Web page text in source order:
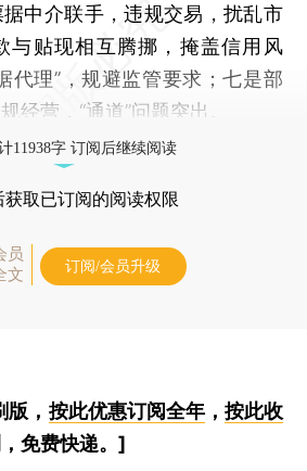
中介联手，违规交易，扰乱市
与贴现相互腾挪，掩盖信用风
代理”，规避监管要求；七是部
经营，“通道”问题突出。
11938字 订阅后继续阅读
获取已订阅的阅读权限
员
文
订阅/会员升级
， 按此优惠订阅全年， 按此收
，免费快递。]